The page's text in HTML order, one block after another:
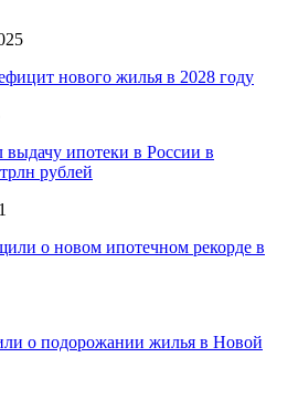
нового жилья в 2028 году
ипотеки в России в
рублей
о новом ипотечном рекорде в
о подорожании жилья в Новой